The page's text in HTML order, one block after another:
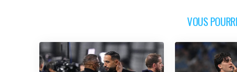
VOUS